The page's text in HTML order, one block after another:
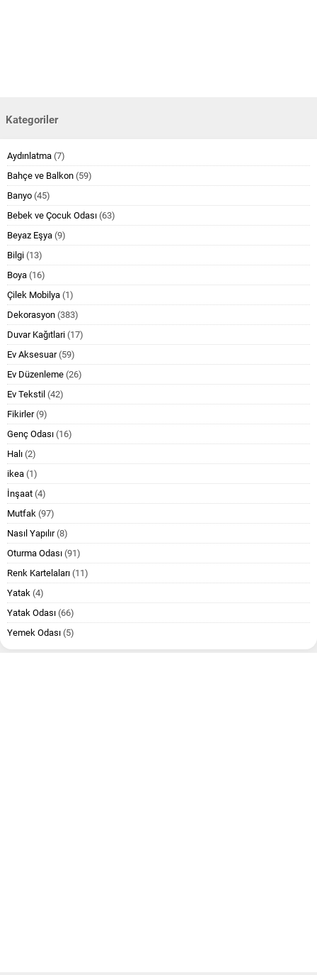
Kategoriler
Aydınlatma (7)
Bahçe ve Balkon (59)
Banyo (45)
Bebek ve Çocuk Odası (63)
Beyaz Eşya (9)
Bilgi (13)
Boya (16)
Çilek Mobilya (1)
Dekorasyon (383)
Duvar Kağıtlari (17)
Ev Aksesuar(59)
Ev Düzenleme (26)
Ev Tekstil (42)
Fikirler(9)
Genç Odası (16)
Halı (2)
ikea (1)
İnşaat (4)
Mutfak (97)
Nasıl Yapılır(8)
Oturma Odası (91)
Renk Kartelaları (11)
Yatak (4)
Yatak Odası (66)
Yemek Odası (5)